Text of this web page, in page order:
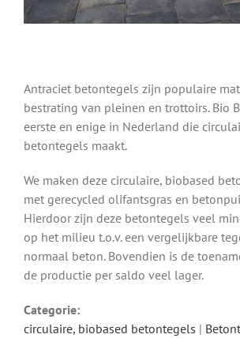
Antraciet betontegels zijn populaire
bestrating van pleinen en trottoirs. Bio
eerste en enige in Nederland die
betontegels maakt.
We maken deze circulaire, biobased
met gerecycled olifantsgras en
Hierdoor zijn deze betontegels veel
op het milieu t.o.v. een vergelijkbare
normaal beton. Bovendien is de
de productie per saldo veel lager.
Categorie:
circulaire, biobased betontegels |